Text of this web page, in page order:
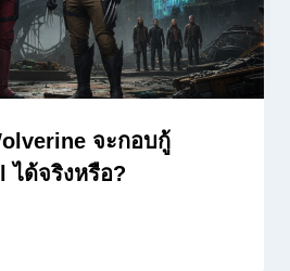
จะกอบกู้
ได้จริงหรือ?